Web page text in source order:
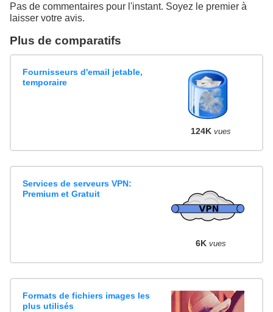
Pas de commentaires pour l'instant. Soyez le premier à
laisser votre avis.
Plus de comparatifs
Fournisseurs d'email jetable,
temporaire
124K vues
Services de serveurs VPN:
Premium et Gratuit
6K vues
Formats de fichiers images les
plus utilisés